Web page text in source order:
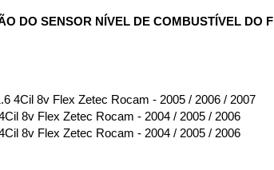
DO SENSOR NÍVEL DE COMBUSTÍVEL DO
4Cil 8v Flex Zetec Rocam - 2005 / 2006 / 2007
8v Flex Zetec Rocam - 2004 / 2005 / 2006
8v Flex Zetec Rocam - 2004 / 2005 / 2006